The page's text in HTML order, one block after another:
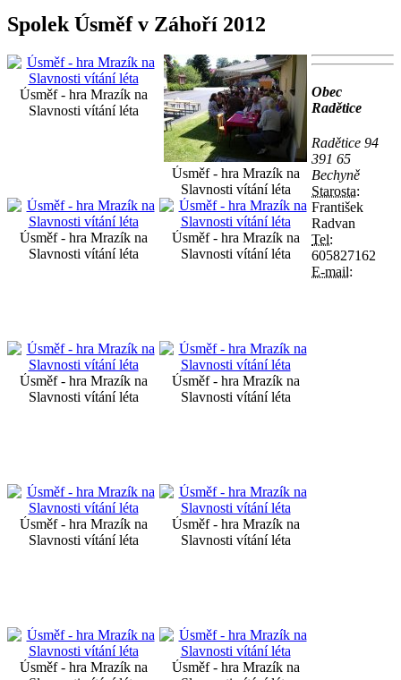
Spolek Úsměf v Záhoří 2012
Úsměf - hra Mrazík na
Slavnosti vítání léta
Úsměf - hra Mrazík na
Slavnosti vítání léta
Úsměf - hra Mrazík na
Slavnosti vítání léta
Úsměf - hra Mrazík na
Slavnosti vítání léta
Úsměf - hra Mrazík na
Slavnosti vítání léta
Úsměf - hra Mrazík na
Slavnosti vítání léta
Úsměf - hra Mrazík na
Slavnosti vítání léta
Úsměf - hra Mrazík na
Slavnosti vítání léta
Úsměf - hra Mrazík na
Úsměf - hra Mrazík na
Obec
Radětice
Radětice 94
391 65
Bechyně
Starosta:
František
Radvan
Tel:
605827162
E-mail: